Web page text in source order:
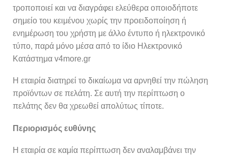
τροποποιεί και να διαγράφει ελεύθερα οποιοδήποτε
σημείο του κειμένου χωρίς την προειδοποίηση ή
ενημέρωση του χρήστη με άλλο έντυπο ή ηλεκτρονικό
τύπο, παρά μόνο μέσα από το ίδιο Ηλεκτρονικό
Κατάστημα v4more.gr
Η εταιρία διατηρεί το δικαίωμα να αρνηθεί την πώληση
προϊόντων σε πελάτη. Σε αυτή την περίπτωση ο
πελάτης δεν θα χρεωθεί απολύτως τίποτε.
Περιορισμός ευθύνης
Η εταιρία σε καμία περίπτωση δεν αναλαμβάνει την